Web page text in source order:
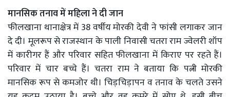
मानसिक तनाव में महिला ने दी जान
फीलखाना थानाक्षेत्र में 38 वर्षीय मोरकी देवी ने फांसी लगाकर जान
दे दी। मूलरूप से राजस्थान के पाली निवासी चतरा राम ज्वेलरी शॉप
में कारीगर हैं और परिवार सहित फीलखाना में किराए पर रहते हैं।
परिवार में चार बच्चे हैं। चतरा राम ने बताया कि पत्नी मोरकी
मानसिक रूप से कमजोर थी। चिड़चिड़ापन व तनाव के चलते उसने